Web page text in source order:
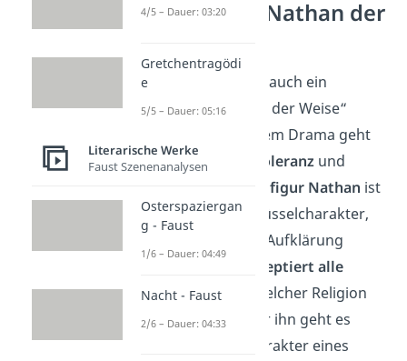
Aufklärung Nathan der
Die Aufklärung ist auch ein
wichtiges „Nathan der Weise“
Thema. Denn in dem Drama geht
es vor allem um
Toleranz und
Titelfigur Nathan ist
ein wichtiger Schlüsselcharakter,
der die Werte der Aufklärung
akzeptiert alle
Menschen, egal welcher Religion
sie angehören. Für ihn geht es
dabei um den Charakter eines
4/5 – Dauer: 03:20
Gretchentragödi
e
5/5 – Dauer: 05:16
Literarische Werke
Faust Szenenanalysen
Osterspaziergan
g - Faust
1/6 – Dauer: 04:49
Nacht - Faust
2/6 – Dauer: 04:33